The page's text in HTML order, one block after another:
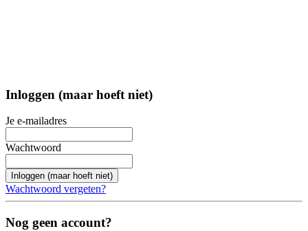
Inloggen (maar hoeft niet)
Je e-mailadres
Wachtwoord
Inloggen (maar hoeft niet)
Wachtwoord vergeten?
Nog geen account?